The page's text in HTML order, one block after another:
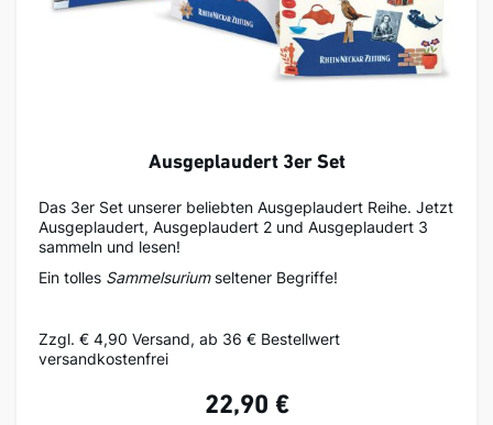
Ausgeplaudert 3er Set
Das 3er Set unserer beliebten Ausgeplaudert Reihe. Jetzt
Ausgeplaudert, Ausgeplaudert 2 und Ausgeplaudert 3
sammeln und lesen!
Ein tolles Sammelsuriumseltener Begriffe!
Zzgl. € 4,90 Versand, ab 36 € Bestellwert
versandkostenfrei
22,90 €